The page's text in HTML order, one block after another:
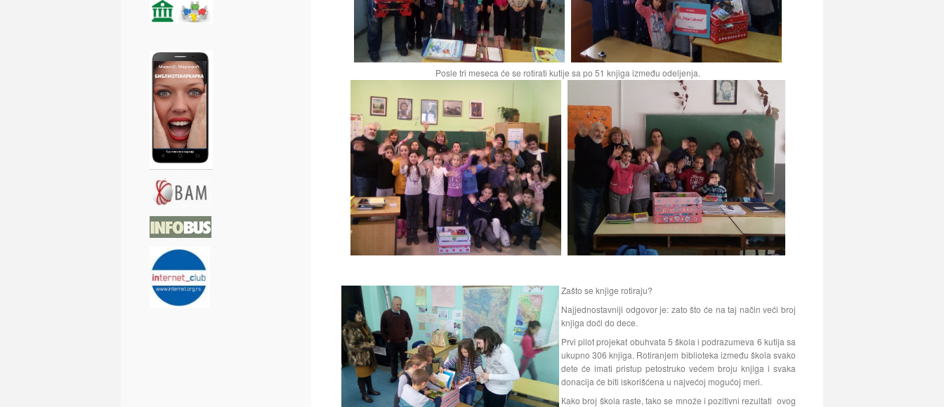
Posle tri meseca će se rotirati kutije sa po 51 knjiga između odeljenja.
Zašto se knjige rotiraju?
Najjednostavniji odgovor je: zato što će na taj način veći broj
knjiga doći do dece.
Prvi pilot projekat obuhvata 5 škola i podrazumeva 6 kutija sa
ukupno 306 knjiga. Rotiranjem biblioteka između škola svako
dete će imati pristup petostruko većem broju knjiga i svaka
donacija će biti iskorišćena u najvećoj mogućoj meri.
Кako broj škola raste, tako se množe i pozitivni rezultati ovog